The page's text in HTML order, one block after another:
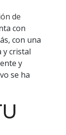
de
con
con una
y cristal
y
se ha